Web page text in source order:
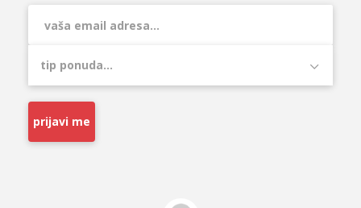
prijavi me